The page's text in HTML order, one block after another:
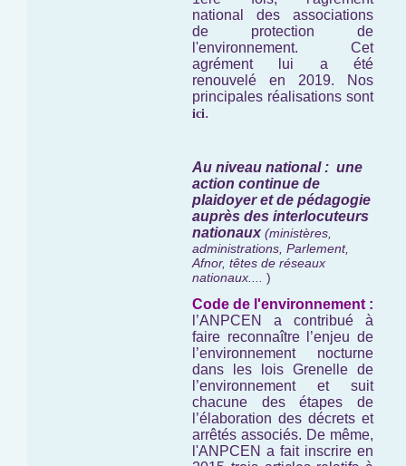
national des associations
de protection de
l'environnement. Cet
agrément lui a été
renouvelé en 2019. Nos
principales réalisations sont
ici.
Au niveau national : une
action continue de
plaidoyer et de pédagogie
auprès des interlocuteurs
nationaux (ministères,
administrations, Parlement,
Afnor, têtes de réseaux
nationaux....
)
Code de l'environnement :
l’ANPCEN a contribué à
faire reconnaître l’enjeu de
l’environnement nocturne
dans les lois Grenelle de
l’environnement et suit
chacune des étapes de
l’élaboration des décrets et
arrêtés associés. De même,
l'ANPCEN a fait inscrire en